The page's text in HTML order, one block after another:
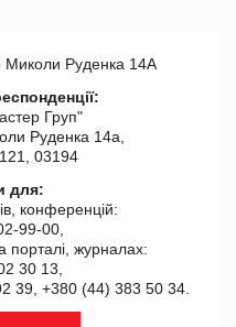
Миколи Руденка 14А
Груп"
Руденка 14а,
03194
для:
конференцій:
99-00,
порталі, журналах:
30 13,
39, +380 (44) 383 50 34.